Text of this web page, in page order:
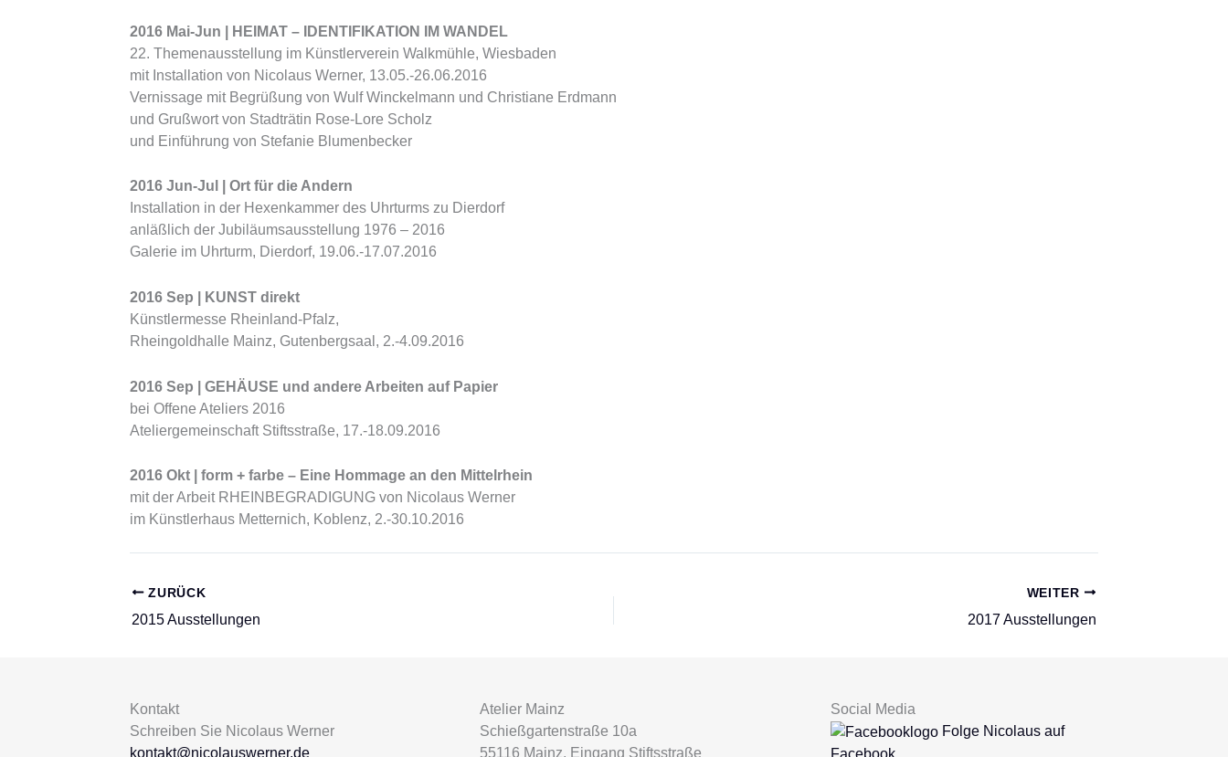
2016 Mai-Jun | HEIMAT – IDENTIFIKATION IM WANDEL
22. Themenausstellung im Künstlerverein Walkmühle, Wiesbaden
mit Installation von Nicolaus Werner, 13.05.-26.06.2016
Vernissage mit Begrüßung von Wulf Winckelmann und Christiane Erdmann
und Grußwort von Stadträtin Rose-Lore Scholz
und Einführung von Stefanie Blumenbecker
2016 Jun-Jul | Ort für die Andern
Installation in der Hexenkammer des Uhrturms zu Dierdorf
anläßlich der Jubiläumsausstellung 1976 – 2016
Galerie im Uhrturm, Dierdorf, 19.06.-17.07.2016
2016 Sep | KUNST direkt
Künstlermesse Rheinland-Pfalz,
Rheingoldhalle Mainz, Gutenbergsaal, 2.-4.09.2016
2016 Sep | GEHÄUSE und andere Arbeiten auf Papier
bei Offene Ateliers 2016
Ateliergemeinschaft Stiftsstraße, 17.-18.09.2016
2016 Okt | form + farbe – Eine Hommage an den Mittelrhein
mit der Arbeit RHEINBEGRADIGUNG von Nicolaus Werner
im Künstlerhaus Metternich, Koblenz, 2.-30.10.2016
ZURÜCK
2015 Ausstellungen
WEITER
2017 Ausstellungen
Kontakt
Schreiben Sie Nicolaus Werner
kontakt@nicolauswerner.de
Atelier Mainz
Schießgartenstraße 10a
55116 Mainz, Eingang Stiftsstraße
Social Media
Folge Nicolaus auf
Facebook